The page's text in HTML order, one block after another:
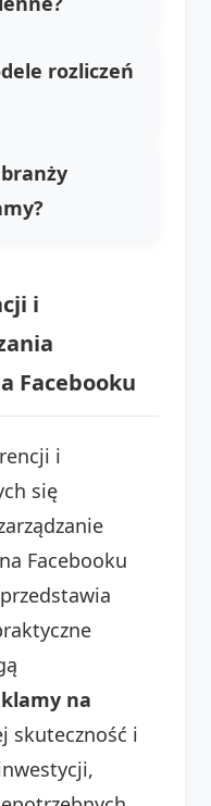
rozliczeń
i
Facebooku
i
się
Facebooku
na
skuteczność i